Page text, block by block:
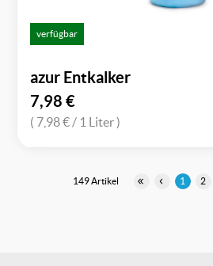
verfügbar
azur Entkalker
7,98 €
( 7,98 €/ 1 Liter )
1 2
149 Artikel